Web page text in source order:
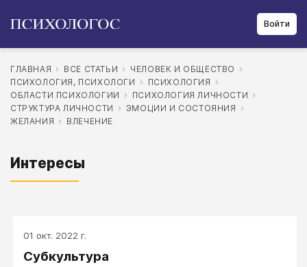
Войти
ГЛАВНАЯ ВСЕ СТАТЬИ
ЧЕЛОВЕК И ОБЩЕСТВО
ПСИХОЛОГИЯ, ПСИХОЛОГИ
ПСИХОЛОГИЯ
ОБЛАСТИ ПСИХОЛОГИИ
ПСИХОЛОГИЯ ЛИЧНОСТИ
СТРУКТУРА ЛИЧНОСТИ
ЭМОЦИИ И СОСТОЯНИЯ
ЖЕЛАНИЯ
ВЛЕЧЕНИЕ
Интересы
01 окт. 2022 г.
Субкультура